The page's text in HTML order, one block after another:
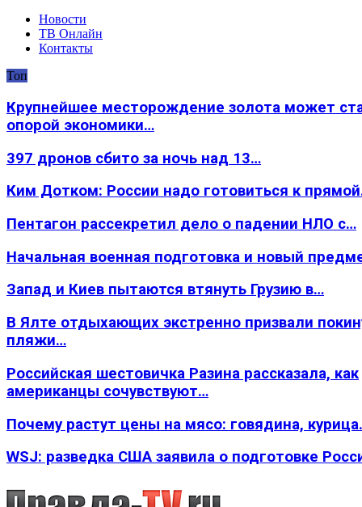
Новости
ТВ Онлайн
Контакты
Топ
Крупнейшее месторождение золота может
опорой экономики…
397 дронов сбито за ночь над 13…
Ким Дотком: России надо готовиться к
Пентагон рассекретил дело о падении НЛО с…
Начальная военная подготовка и новый
Запад и Киев пытаются втянуть Грузию в…
В Ялте отдыхающих экстренно призвали
пляжи…
Российская шестовичка Разина рассказала, как
американцы сочувствуют…
Почему растут цены на мясо: говядина,
WSJ: разведка США заявила о подготовке